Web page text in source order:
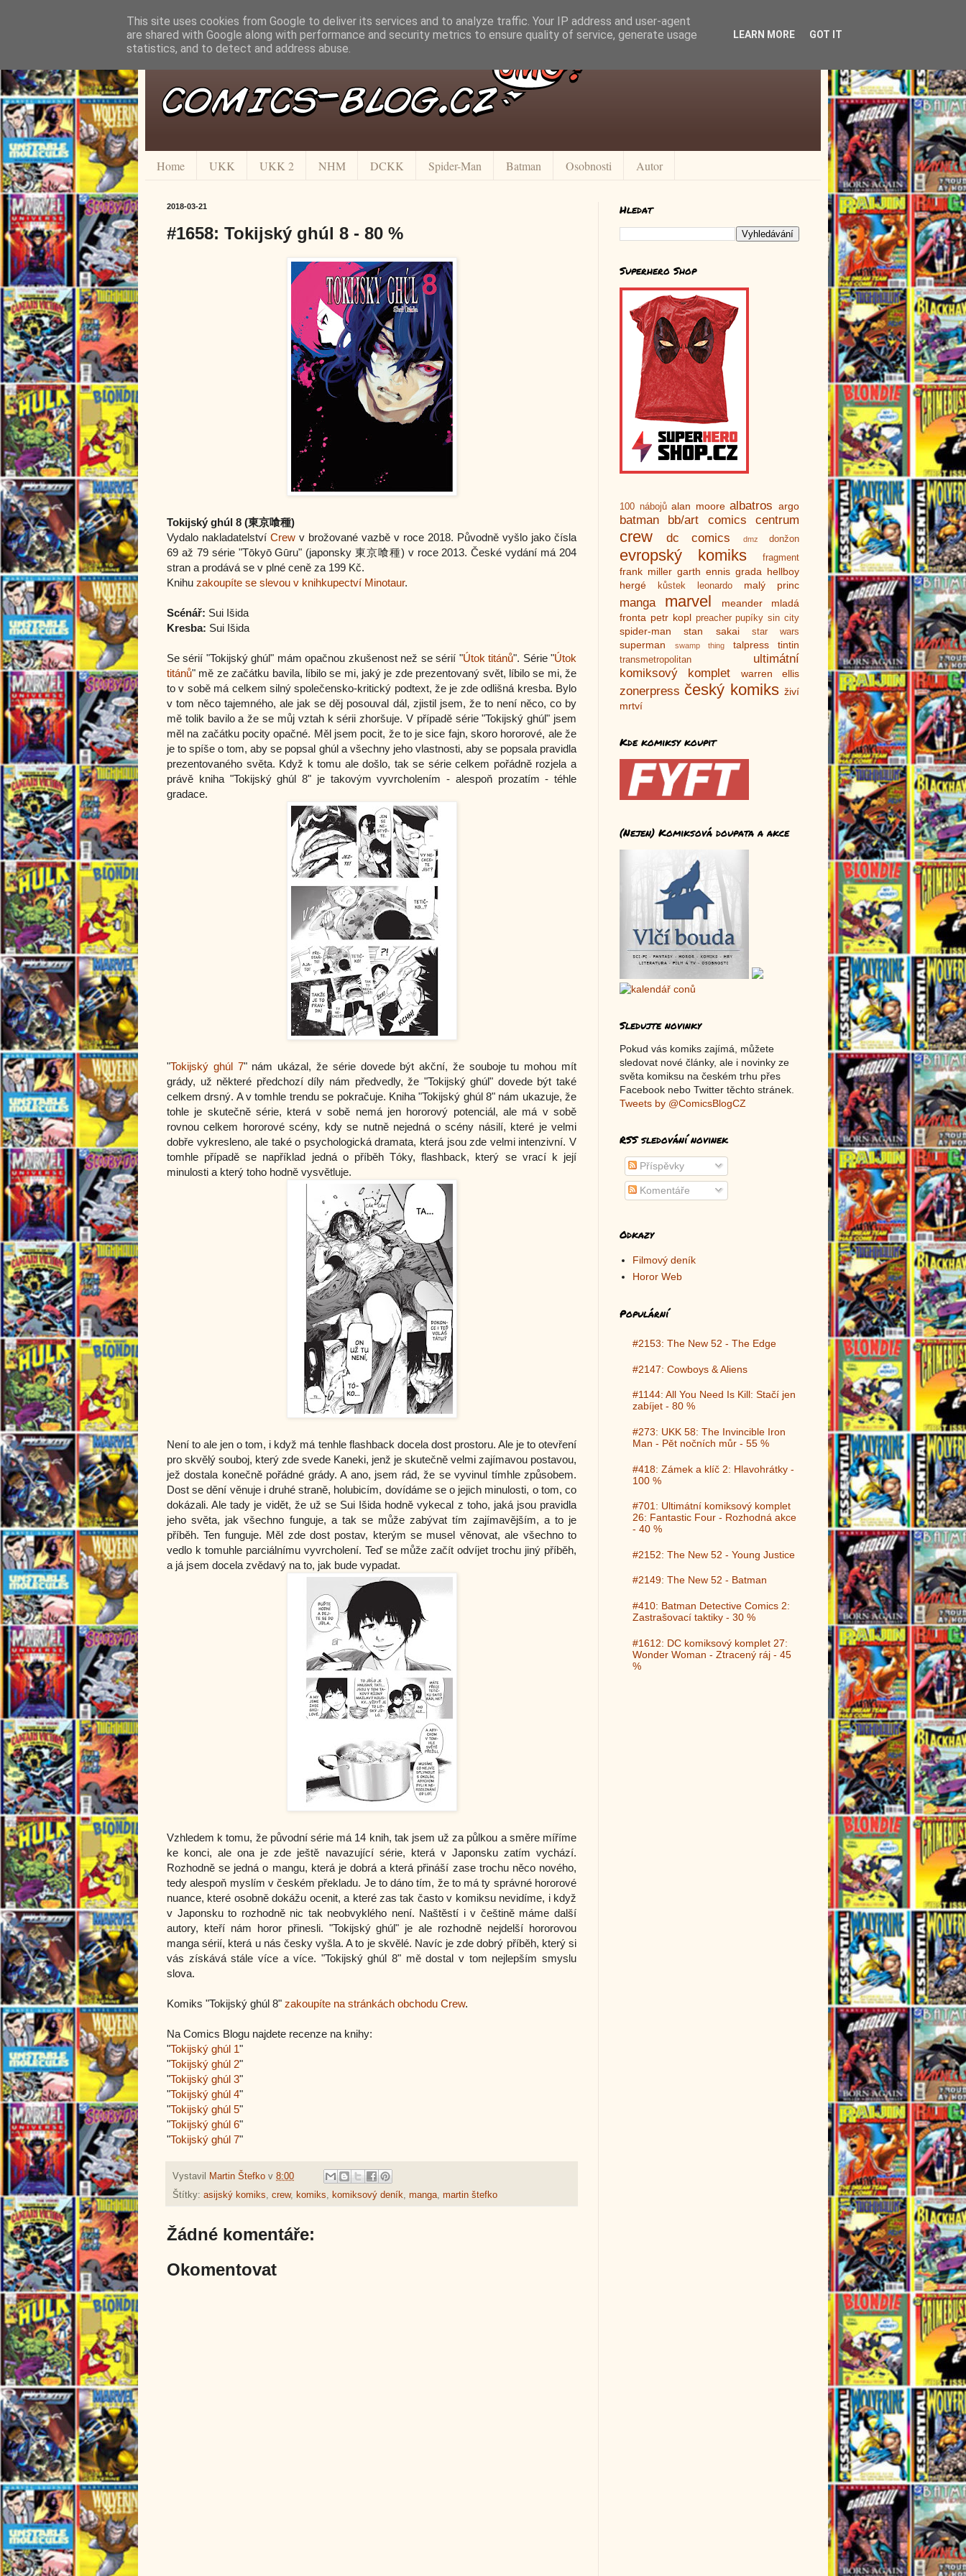
Home UKK UKK 2 NHM DCKK Spider-Man Batman Osobnosti Autor
2018-03-21
#1658: Tokijský ghúl 8 - 80 %
Tokijský ghúl 8 (東京喰種)
Vydalo nakladatelství Crew v brožované vazbě v roce 2018. Původně vyšlo jako čísla
69 až 79 série "Tōkyō Gūru" (japonsky東京喰種) v roce 2013. České vydání má 204
stran a prodává se v plné ceně za 199 Kč.
Knihu zakoupíte se slevou v knihkupectví Minotaur.
Scénář: Sui Išida
Kresba: Sui Išida
Se sérií "Tokijský ghúl" mám opačnou zkušenost než se sérií "Útok titánů". Série "Útok
titánů" mě ze začátku bavila, líbilo se mi, jaký je zde prezentovaný svět, líbilo se mi, že
to v sobě má celkem silný společensko-kritický podtext, že je zde odlišná kresba. Bylo
v tom něco tajemného, ale jak se děj posouval dál, zjistil jsem, že to není něco, co by
mě tolik bavilo a že se můj vztah k sérii zhoršuje. V případě série "Tokijský ghúl" jsem
měl na začátku pocity opačné. Měl jsem pocit, že to je sice fajn, skoro hororové, ale že
je to spíše o tom, aby se popsal ghúl a všechny jeho vlastnosti, aby se popsala pravidla
prezentovaného světa. Když k tomu ale došlo, tak se série celkem pořádně rozjela a
právě kniha "Tokijský ghúl 8" je takovým vyvrcholením - alespoň prozatím - téhle
gradace.
"Tokijský ghúl 7" nám ukázal, že série dovede být akční, že souboje tu mohou mít
grády, už některé předchozí díly nám předvedly, že "Tokijský ghúl" dovede být také
celkem drsný. A v tomhle trendu se pokračuje. Kniha "Tokijský ghúl 8" nám ukazuje, že
tohle je skutečně série, která v sobě nemá jen hororový potenciál, ale má v sobě
rovnou celkem hororové scény, kdy se nutně nejedná o scény násilí, které je velmi
dobře vykresleno, ale také o psychologická dramata, která jsou zde velmi intenzivní. V
tomhle případě se například jedná o příběh Tóky, flashback, který se vrací k její
minulosti a který toho hodně vysvětluje.
Není to ale jen o tom, i když má tenhle flashback docela dost prostoru. Ale je to otevření
pro skvělý souboj, který zde svede Kaneki, jenž je skutečně velmi zajímavou postavou,
jež dostala konečně pořádné grády. A ano, jsem rád, že se vyvinul tímhle způsobem.
Dost se dění věnuje i druhé straně, holubicím, dovídáme se o jejich minulosti, o tom, co
dokázali. Ale tady je vidět, že už se Sui Išida hodně vykecal z toho, jaká jsou pravidla
jeho světa, jak všechno funguje, a tak se může zabývat tím zajímavějším, a to je
příběh. Ten funguje. Měl zde dost postav, kterým se musel věnovat, ale všechno to
vedlo k tomuhle parciálnímu vyvrcholení. Teď se může začít odvíjet trochu jiný příběh,
a já jsem docela zvědavý na to, jak bude vypadat.
Vzhledem k tomu, že původní série má 14 knih, tak jsem už za půlkou a směre míříme
ke konci, ale ona je zde ještě navazující série, která v Japonsku zatím vychází.
Rozhodně se jedná o mangu, která je dobrá a která přináší zase trochu něco nového,
tedy alespoň myslím v českém překladu. Je to dáno tím, že to má ty správné hororové
nuance, které osobně dokážu ocenit, a které zas tak často v komiksu nevidíme, i když
v Japonsku to rozhodně nic tak neobvyklého není. Naštěstí i v češtině máme další
autory, kteří nám horor přinesli. "Tokijský ghúl" je ale rozhodně nejdelší hororovou
manga sérií, která u nás česky vyšla. A to je skvělé. Navíc je zde dobrý příběh, který si
vás získává stále více a více. "Tokijský ghúl 8" mě dostal v tom nejlepším smyslu
slova.
Komiks "Tokijský ghúl 8" zakoupíte na stránkách obchodu Crew.
Na Comics Blogu najdete recenze na knihy:
"Tokijský ghúl 1"
"Tokijský ghúl 2"
"Tokijský ghúl 3"
"Tokijský ghúl 4"
"Tokijský ghúl 5"
"Tokijský ghúl 6"
"Tokijský ghúl 7"
Vystavil Martin Štefko v 8:00
Štítky: asijský komiks, crew, komiks, komiksový deník, manga, martin štefko
Žádné komentáře:
Okomentovat
Hledat
Superhero Shop
100 nábojů alan moore albatros argo
batman bb/art comics centrum
crew dc comics dmz donžon
evropský komiks fragment
frank miller garth ennis grada hellboy
hergé
kůstek leonardo malý princ
manga marvel meander
mladá
fronta petr kopl preacher pupíky sin city
spider-man stan sakai star wars
superman swamp thing talpress tintin
transmetropolitan
ultimátní
komiksový komplet
warren ellis
zonerpress český komiks živí
mrtví
Kde komiksy koupit
(Nejen) Komiksová doupata a akce
Sledujte novinky
Pokud vás komiks zajímá, můžete
sledovat nové články, ale i novinky ze
světa komiksu na českém trhu přes
Facebook nebo Twitter těchto stránek.
Tweets by @ComicsBlogCZ
RSS sledování novinek
Příspěvky
Komentáře
Odkazy
Filmový deník
Horor Web
Populární
#2153: The New 52 - The Edge
#2147: Cowboys & Aliens
#1144: All You Need Is Kill: Stačí jen
zabíjet - 80 %
#273: UKK 58: The Invincible Iron
Man - Pět nočních můr - 55 %
#418: Zámek a klíč 2: Hlavohrátky -
100 %
#701: Ultimátní komiksový komplet
26: Fantastic Four - Rozhodná akce
- 40 %
#2152: The New 52 - Young Justice
#2149: The New 52 - Batman
#410: Batman Detective Comics 2:
Zastrašovací taktiky - 30 %
#1612: DC komiksový komplet 27:
Wonder Woman - Ztracený ráj - 45
%
This site uses cookies from Google to deliver its services and to analyze traffic. Your IP address and user-agent
are shared with Google along with performance and security metrics to ensure quality of service, generate usage
statistics, and to detect and address abuse.
LEARN MORE GOT IT